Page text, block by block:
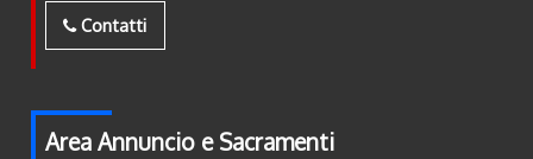
Contatti
Area Annuncio e Sacramenti